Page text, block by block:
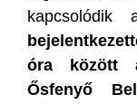
kapcsolódik
óra között
Ősfenyő